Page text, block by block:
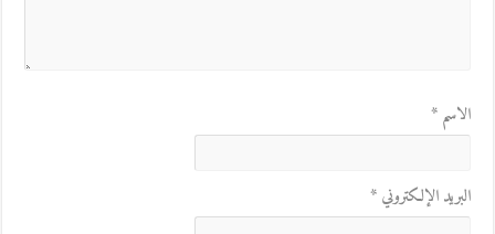
الاسم*
البريد الإلكتروني*